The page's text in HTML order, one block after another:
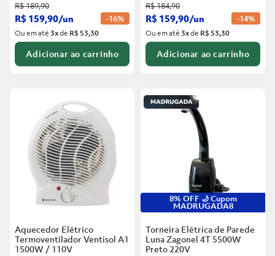
R$189,90
R$ 159,90/un -16%
Ou em até3xde R$ 53,30
Adicionar ao carrinho
R$184,90
R$ 159,90/un -14%
Ou em até3xde R$ 53,30
Adicionar ao carrinho
Aquecedor Elétrico
Termoventilador Ventisol A1
1500W / 110V
8% OFF 🌙 Cupom
MADRUGADA8
Torneira Elétrica de Parede
Luna Zagonel 4T 5500W
Preto 220V